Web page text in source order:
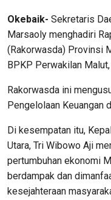
Okebaik- Sekretaris
Marsaoly menghadiri
(Rakorwasda) Provinsi
BPKP Perwakilan
Rakorwasda ini
Pengelolaan Keuangan
Di kesempatan itu,
Utara, Tri Wibowo Aji
pertumbuhan ekonomi
berdampak dan
kesejahteraan